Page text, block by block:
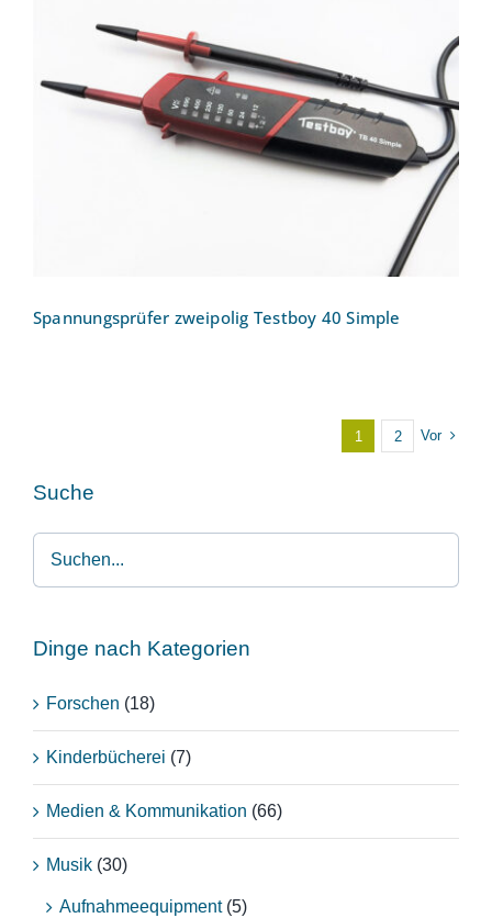
Spannungsprüfer zweipolig Testboy 40
Simple
Spannungsprüfer zweipolig Testboy 40 Simple
1 2 Vor
Suche
Dinge nach Kategorien
Forschen (18)
Kinderbücherei (7)
Medien & Kommunikation (66)
Musik (30)
Aufnahmeequipment (5)